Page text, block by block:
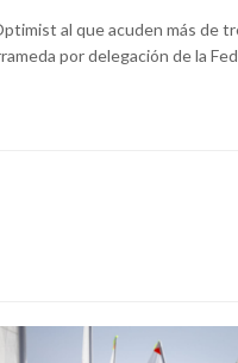
al que acuden más
por delegación de la